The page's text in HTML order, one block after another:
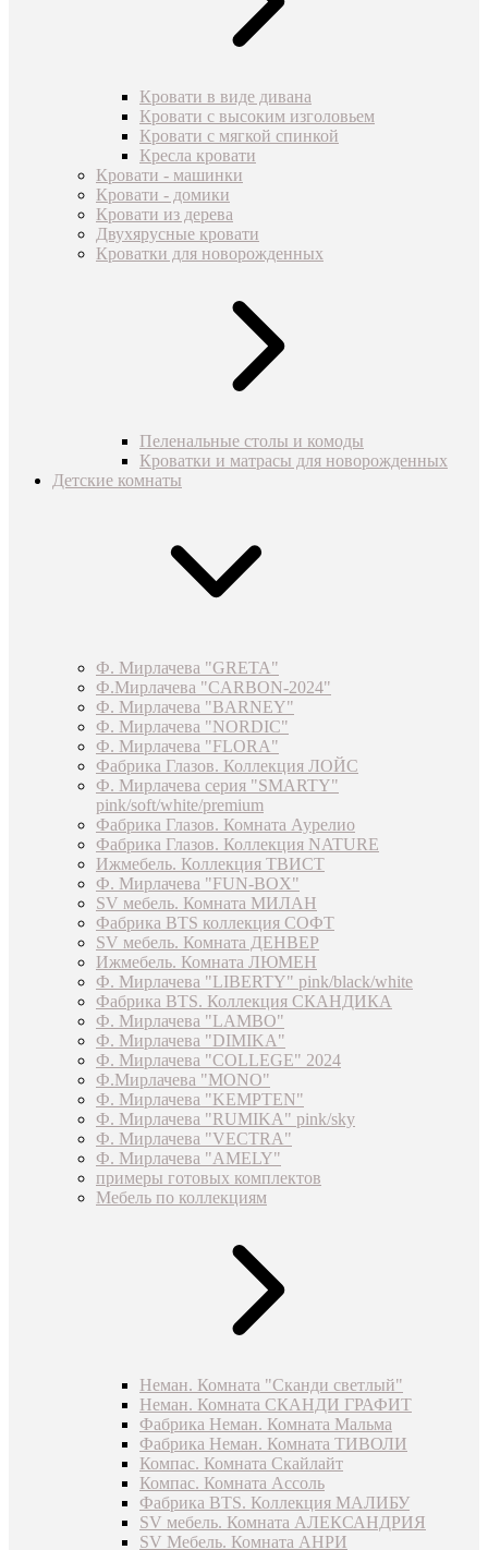
Кровати в виде дивана
Кровати с высоким изголовьем
Кровати с мягкой спинкой
Кресла кровати
Кровати - машинки
Кровати - домики
Кровати из дерева
Двухярусные кровати
Кроватки для новорожденных
Пеленальные столы и комоды
Кроватки и матрасы для новорожденных
Детские комнаты
Ф. Мирлачева "GRETA"
Ф.Мирлачева "CARBON-2024"
Ф. Мирлачева "BARNEY"
Ф. Мирлачева "NORDIC"
Ф. Мирлачева "FLORA"
Фабрика Глазов. Коллекция ЛОЙС
Ф. Мирлачева серия "SMARTY"
pink/soft/white/premium
Фабрика Глазов. Комната Аурелио
Фабрика Глазов. Коллекция NATURE
Ижмебель. Коллекция ТВИСТ
Ф. Мирлачева "FUN-BOX"
SV мебель. Комната МИЛАН
Фабрика BTS коллекция СОФТ
SV мебель. Комната ДЕНВЕР
Ижмебель. Комната ЛЮМЕН
Ф. Мирлачева "LIBERTY" pink/black/white
Фабрика BTS. Коллекция СКАНДИКА
Ф. Мирлачева "LAMBO"
Ф. Мирлачева "DIMIKA"
Ф. Мирлачева "COLLEGE" 2024
Ф.Мирлачева "MONO"
Ф. Мирлачева "KEMPTEN"
Ф. Мирлачева "RUMIKA" pink/sky
Ф. Мирлачева "VECTRA"
Ф. Мирлачева "AMELY"
примеры готовых комплектов
Мебель по коллекциям
Неман. Комната "Сканди светлый"
Неман. Комната СКАНДИ ГРАФИТ
Фабрика Неман. Комната Мальма
Фабрика Неман. Комната ТИВОЛИ
Компас. Комната Скайлайт
Компас. Комната Ассоль
Фабрика BTS. Коллекция МАЛИБУ
SV мебель. Комната АЛЕКСАНДРИЯ
SV Мебель. Комната АНРИ